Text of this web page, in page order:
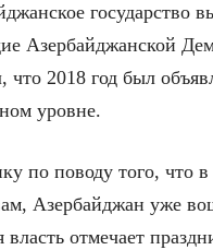
государство
Азербайджанской
что 2018 год был
уровне.
по поводу того, что
Азербайджан уже
отмечает